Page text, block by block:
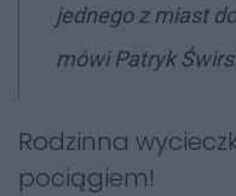
jednego z miast
mówi Patryk
Rodzinna
pociągiem!